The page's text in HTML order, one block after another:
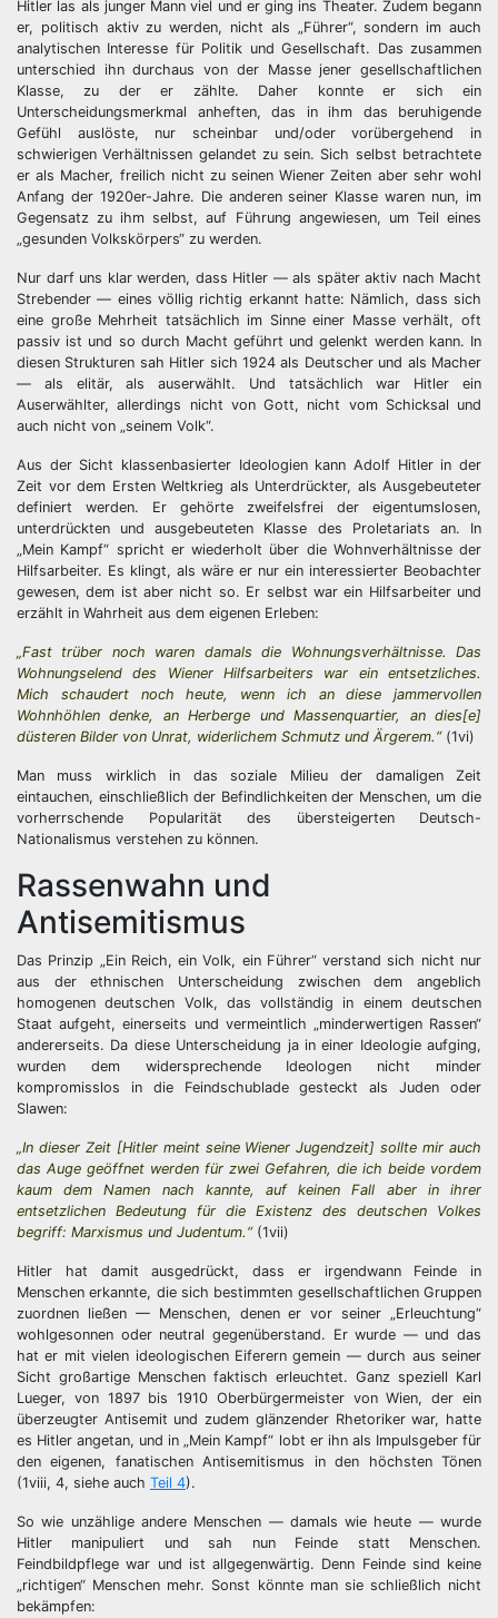
Hitler las als junger Mann viel und er ging ins Theater. Zudem begann
er, politisch aktiv zu werden, nicht als „Führer“, sondern im auch
analytischen Interesse für Politik und Gesellschaft. Das zusammen
unterschied ihn durchaus von der Masse jener gesellschaftlichen
Klasse, zu der er zählte. Daher konnte er sich ein
Unterscheidungsmerkmal anheften, das in ihm das beruhigende
Gefühl auslöste, nur scheinbar und/oder vorübergehend in
schwierigen Verhältnissen gelandet zu sein. Sich selbst betrachtete
er als Macher, freilich nicht zu seinen Wiener Zeiten aber sehr wohl
Anfang der 1920er-Jahre. Die anderen seiner Klasse waren nun, im
Gegensatz zu ihm selbst, auf Führung angewiesen, um Teil eines
„gesunden Volkskörpers“ zu werden.
Nur darf uns klar werden, dass Hitler — als später aktiv nach Macht
Strebender — eines völlig richtig erkannt hatte: Nämlich, dass sich
eine große Mehrheit tatsächlich im Sinne einer Masse verhält, oft
passiv ist und so durch Macht geführt und gelenkt werden kann. In
diesen Strukturen sah Hitler sich 1924 als Deutscher und als Macher
— als elitär, als auserwählt. Und tatsächlich war Hitler ein
Auserwählter, allerdings nicht von Gott, nicht vom Schicksal und
auch nicht von „seinem Volk“.
Aus der Sicht klassenbasierter Ideologien kann Adolf Hitler in der
Zeit vor dem Ersten Weltkrieg als Unterdrückter, als Ausgebeuteter
definiert werden. Er gehörte zweifelsfrei der eigentumslosen,
unterdrückten und ausgebeuteten Klasse des Proletariats an. In
„Mein Kampf“ spricht er wiederholt über die Wohnverhältnisse der
Hilfsarbeiter. Es klingt, als wäre er nur ein interessierter Beobachter
gewesen, dem ist aber nicht so. Er selbst war ein Hilfsarbeiter und
erzählt in Wahrheit aus dem eigenen Erleben:
„Fast trüber noch waren damals die Wohnungsverhältnisse. Das
Wohnungselend des Wiener Hilfsarbeiters war ein entsetzliches.
Mich schaudert noch heute, wenn ich an diese jammervollen
Wohnhöhlen denke, an Herberge und Massenquartier, an dies[e]
düsteren Bilder von Unrat, widerlichem Schmutz und Ärgerem.“(1vi)
Man muss wirklich in das soziale Milieu der damaligen Zeit
eintauchen, einschließlich der Befindlichkeiten der Menschen, um die
vorherrschende Popularität des übersteigerten Deutsch-
Nationalismus verstehen zu können.
Rassenwahn und
Antisemitismus
Das Prinzip „Ein Reich, ein Volk, ein Führer“ verstand sich nicht nur
aus der ethnischen Unterscheidung zwischen dem angeblich
homogenen deutschen Volk, das vollständig in einem deutschen
Staat aufgeht, einerseits und vermeintlich „minderwertigen Rassen“
andererseits. Da diese Unterscheidung ja in einer Ideologie aufging,
wurden dem widersprechende Ideologen nicht minder
kompromisslos in die Feindschublade gesteckt als Juden oder
Slawen:
„In dieser Zeit [Hitler meint seine Wiener Jugendzeit] sollte mir auch
das Auge geöffnet werden für zwei Gefahren, die ich beide vordem
kaum dem Namen nach kannte, auf keinen Fall aber in ihrer
entsetzlichen Bedeutung für die Existenz des deutschen Volkes
begriff: Marxismus und Judentum.“(1vii)
Hitler hat damit ausgedrückt, dass er irgendwann Feinde in
Menschen erkannte, die sich bestimmten gesellschaftlichen Gruppen
zuordnen ließen — Menschen, denen er vor seiner „Erleuchtung“
wohlgesonnen oder neutral gegenüberstand. Er wurde — und das
hat er mit vielen ideologischen Eiferern gemein — durch aus seiner
Sicht großartige Menschen faktisch erleuchtet. Ganz speziell Karl
Lueger, von 1897 bis 1910 Oberbürgermeister von Wien, der ein
überzeugter Antisemit und zudem glänzender Rhetoriker war, hatte
es Hitler angetan, und in „Mein Kampf“ lobt er ihn als Impulsgeber für
den eigenen, fanatischen Antisemitismus in den höchsten Tönen
(1viii, 4, siehe auch Teil 4).
So wie unzählige andere Menschen — damals wie heute — wurde
Hitler manipuliert und sah nun Feinde statt Menschen.
Feindbildpflege war und ist allgegenwärtig. Denn Feinde sind keine
„richtigen“ Menschen mehr. Sonst könnte man sie schließlich nicht
bekämpfen: